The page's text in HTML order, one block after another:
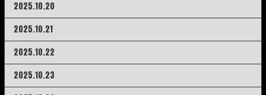
2025.10.20
2025.10.21
2025.10.22
2025.10.23